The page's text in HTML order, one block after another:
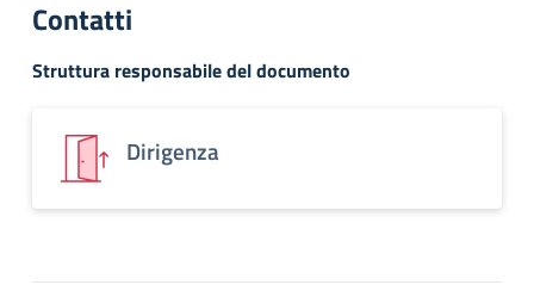
Contatti
Struttura responsabile del documento
Dirigenza